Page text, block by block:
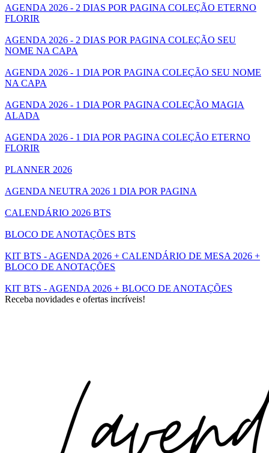
AGENDA 2026 - 2 DIAS POR PAGINA COLEÇÃO ETERNO
FLORIR
AGENDA 2026 - 2 DIAS POR PAGINA COLEÇÃO SEU
NOME NA CAPA
AGENDA 2026 - 1 DIA POR PAGINA COLEÇÃO SEU NOME
NA CAPA
AGENDA 2026 - 1 DIA POR PAGINA COLEÇÃO MAGIA
ALADA
AGENDA 2026 - 1 DIA POR PAGINA COLEÇÃO ETERNO
FLORIR
PLANNER 2026
AGENDA NEUTRA 2026 1 DIA POR PAGINA
CALENDÁRIO 2026 BTS
BLOCO DE ANOTAÇÕES BTS
KIT BTS - AGENDA 2026 + CALENDÁRIO DE MESA 2026 +
BLOCO DE ANOTAÇÕES
KIT BTS - AGENDA 2026 + BLOCO DE ANOTAÇÕES
Receba novidades e ofertas incríveis!